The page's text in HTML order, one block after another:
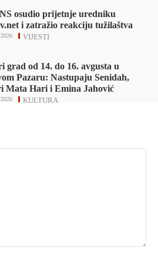
osudio prijetnje uredniku
i zatražio reakciju tužilaštva
VIJESTI
grad od 14. do 16. avgusta u
Pazaru: Nastupaju Senidah,
Mata Hari i Emina Jahović
KULTURA